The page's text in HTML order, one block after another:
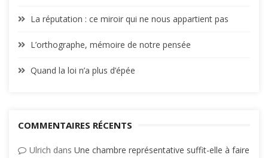
La réputation : ce miroir qui ne nous appartient pas
L’orthographe, mémoire de notre pensée
Quand la loi n’a plus d’épée
COMMENTAIRES RÉCENTS
Ulrich dans Une chambre représentative suffit-elle à faire